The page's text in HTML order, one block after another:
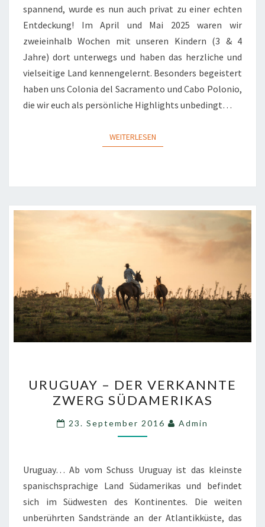
spannend, wurde es nun auch privat zu einer echten
Entdeckung! Im April und Mai 2025 waren wir
zweieinhalb Wochen mit unseren Kindern (3 & 4
Jahre) dort unterwegs und haben das herzliche und
vielseitige Land kennengelernt. Besonders begeistert
haben uns Colonia del Sacramento und Cabo Polonio,
die wir euch als persönliche Highlights unbedingt…
WEITERLESENWEITERLESEN
–
DER
VERKANNTE
ZWERG
URUGUAY – DER VERKANNTE
ZWERG SÜDAMERIKAS
23. September 2016 Admin
Uruguay… Ab vom Schuss Uruguay ist das kleinste
spanischsprachige Land Südamerikas und befindet
sich im Südwesten des Kontinentes. Die weiten
unberührten Sandstrände an der Atlantikküste, das